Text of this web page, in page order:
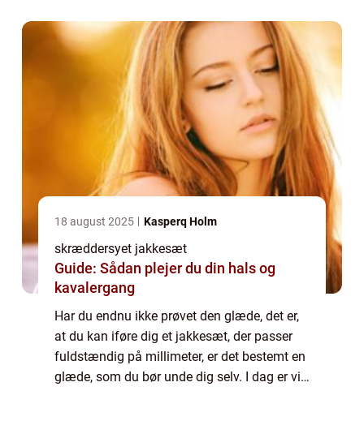
18 august 2025 Kasperq Holm
skræddersyet jakkesæt
Guide: Sådan plejer du din hals og
kavalergang
Har du endnu ikke prøvet den glæde, det er,
at du kan iføre dig et jakkesæt, der passer
fuldstændig på millimeter, er det bestemt en
glæde, som du bør unde dig selv. I dag er vi